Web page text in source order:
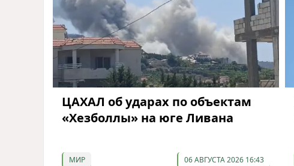
ЦАХАЛ об ударах по объектам
«Хезболлы» на юге Ливана
МИР 06 АВГУСТА 2026 16:43